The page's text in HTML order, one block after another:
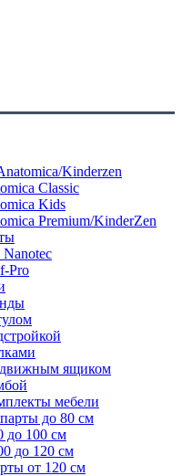
Kinderzen
Classic
Kids
Premium/KinderZen
Pro
ящиком
мебели
до 80 см
до 100 см
до 120 см
от 120 см